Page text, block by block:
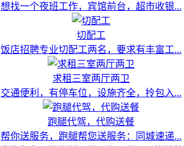
想找一个夜班工作，宾馆前台，超市收银...
切配工
饭店招聘专业切配工两名，要求有丰富工...
求租三室两厅两卫
交通便利，有停车位，设施齐全，拎包入...
跑腿代驾，代购送餐
帮你送服务，跑腿帮您送服务：同城速递...